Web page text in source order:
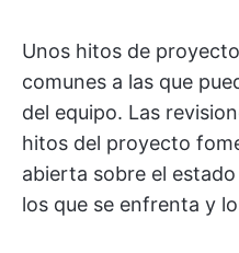
Unos hitos de
comunes a las que
del equipo. Las
hitos del proyecto
abierta sobre el
los que se enfrenta y